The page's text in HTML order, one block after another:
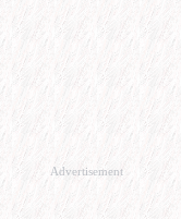
Advertisement